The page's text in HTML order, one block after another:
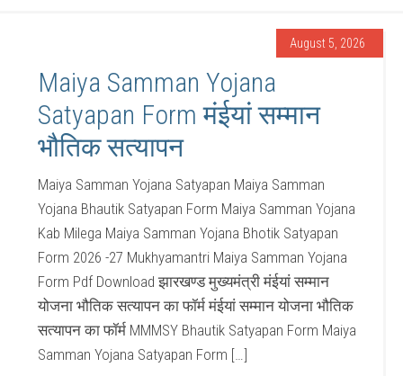
August 5, 2026
Maiya Samman Yojana
Satyapan Form मंईयां सम्मान
भौतिक सत्यापन
Maiya Samman Yojana Satyapan Maiya Samman
Yojana Bhautik Satyapan Form Maiya Samman Yojana
Kab Milega Maiya Samman Yojana Bhotik Satyapan
Form 2026 -27 Mukhyamantri Maiya Samman Yojana
Form Pdf Download झारखण्ड मुख्यमंत्री मंईयां सम्मान
योजना भौतिक सत्यापन का फॉर्म मंईयां सम्मान योजना भौतिक
सत्यापन का फॉर्म MMMSY Bhautik Satyapan Form Maiya
Samman Yojana Satyapan Form […]